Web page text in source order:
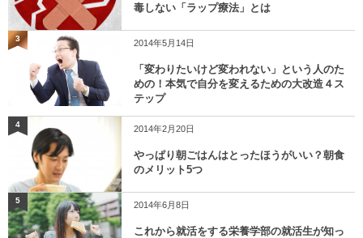
毒しない「ラップ療法」とは
3 2014年5月14日
「変わりたいけど変われない」という人のた
めの！本気で自分を変えるための大改造４ス
テップ
4 2014年2月20日
やっぱり朝ごはんはとったほうがいい？朝食
のメリット5つ
5 2014年6月8日
これから就活をする栄養学部の就活生が知っ